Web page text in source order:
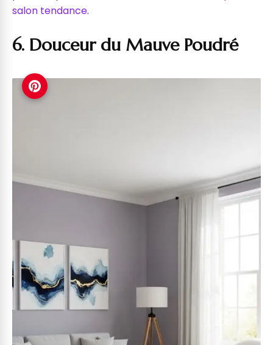
salon tendance.
6. Douceur du Mauve Poudré